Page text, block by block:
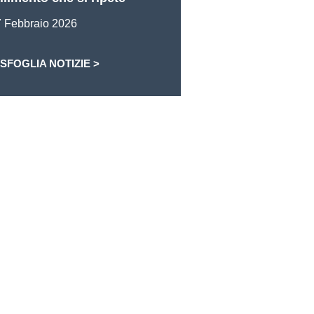
Febbraio 2026
SFOGLIA NOTIZIE >